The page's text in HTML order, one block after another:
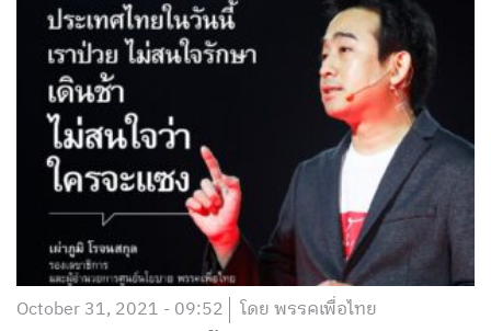
October 31, 2021 - 09:52 โดย พรรคเพื่อไทย